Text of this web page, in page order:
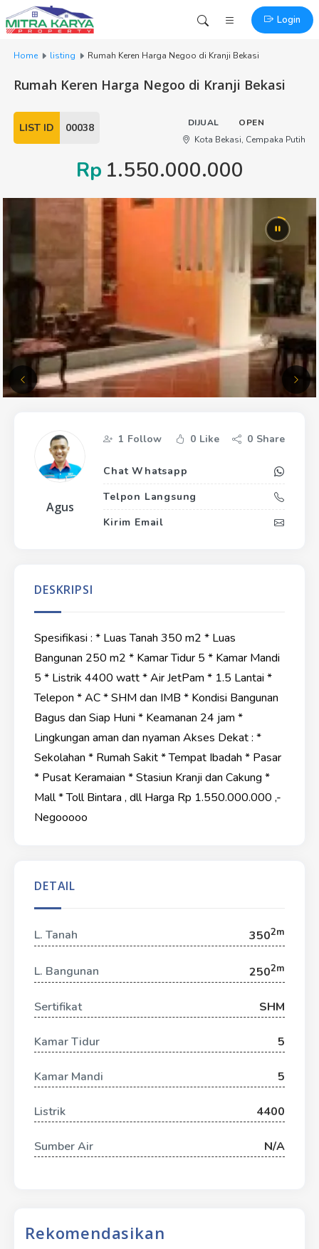
Login
Home listing Rumah Keren Harga Negoo di Kranji Bekasi
Rumah Keren Harga Negoo di Kranji Bekasi
LIST ID 00038 DIJUAL
OPEN
Kota Bekasi, Cempaka Putih
Rp 1.550.000.000
Agus
1 Follow 0 Like 0 Share
Chat Whatsapp
Telpon Langsung
Kirim Email
DESKRIPSI
Spesifikasi : * Luas Tanah 350 m2 * Luas
Bangunan 250 m2 * Kamar Tidur 5 * Kamar Mandi
5 * Listrik 4400 watt * Air JetPam * 1.5 Lantai *
Telepon * AC * SHM dan IMB * Kondisi Bangunan
Bagus dan Siap Huni * Keamanan 24 jam *
Lingkungan aman dan nyaman Akses Dekat : *
Sekolahan * Rumah Sakit * Tempat Ibadah * Pasar
* Pusat Keramaian * Stasiun Kranji dan Cakung *
Mall * Toll Bintara , dll Harga Rp 1.550.000.000 ,-
Negooooo
DETAIL
L. Tanah 3502m
L. Bangunan 2502m
Sertifikat SHM
Kamar Tidur 5
Kamar Mandi 5
Listrik 4400
Sumber Air N/A
Rekomendasikan